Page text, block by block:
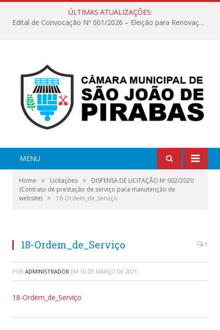
ÚLTIMAS ATUALIZAÇÕES:
Edital de Convocação Nº 001/2026 – Eleição para Renovação da Mesa Diretora – Biênio 2027/2028
MENU
Home » Licitações »
DISPENSA DE LICITAÇÃO Nº 002/2020
(Contrato de prestação de serviço para manutenção de
website) » 18-Ordem_de_Serviço
18-Ordem_de_Serviço 0
POR ADMINISTRADOR EM 10 DE MARÇO DE 2021
18-Ordem_de_Serviço